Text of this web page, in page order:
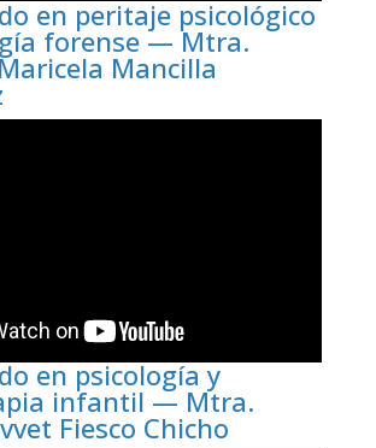
en peritaje psicológico
forense — Mtra.
Mancilla
en psicología y
infantil — Mtra.
Fiesco Chicho